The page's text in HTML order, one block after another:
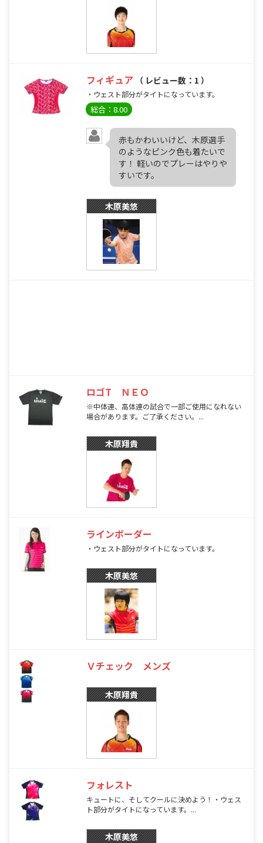
フィギュア （ レビュー数：1 ）
・ウェスト部分がタイトになっています。
総合：8.00
赤もかわいいけど、木原選手
のようなピンク色も着たいで
す！ 軽いのでプレーはやりや
すいです。
木原美悠
ロゴT ＮＥＯ
※中体連、高体連の試合で一部ご使用になれない
場合があります。ご了承ください。...
木原翔貴
ラインボーダー
・ウェスト部分がタイトになっています。
木原美悠
Ｖチェック メンズ
木原翔貴
フォレスト
キュートに、そしてクールに決めよう！・ウェス
ト部分がタイトになっています。...
木原美悠